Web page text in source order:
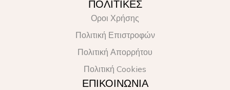
ΠΟΛΙΤΙΚΕΣ
Οροι Χρήσης
Πολιτική Επιστροφών
Πολιτική Απορρήτου
Πολιτική Cookies
ΕΠΙΚΟΙΝΩΝΙΑ